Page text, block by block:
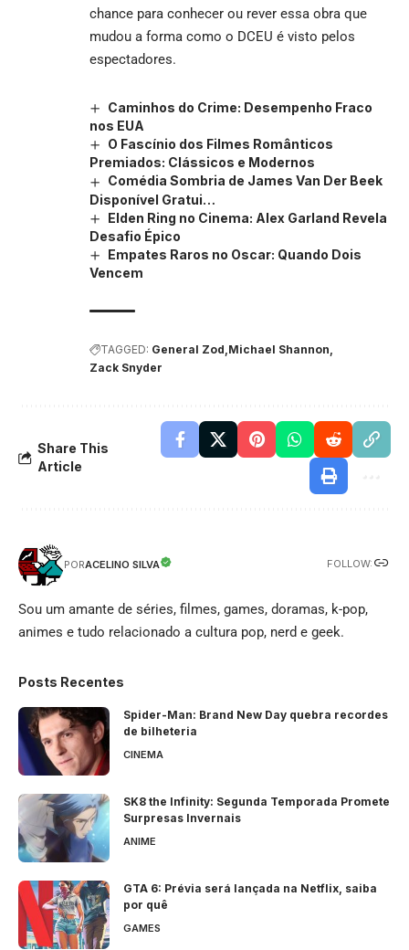
chance para conhecer ou rever essa obra que
mudou a forma como o DCEU é visto pelos
espectadores.
Caminhos do Crime: Desempenho Fraco
nos EUA
O Fascínio dos Filmes Românticos
Premiados: Clássicos e Modernos
Comédia Sombria de James Van Der Beek
Disponível Gratui…
Elden Ring no Cinema: Alex Garland Revela
Desafio Épico
Empates Raros no Oscar: Quando Dois
Vencem
TAGGED: General Zod Michael Shannon
Zack Snyder
Share This
Article
PORACELINO SILVA FOLLOW:
Sou um amante de séries, filmes, games, doramas, k-pop,
animes e tudo relacionado a cultura pop, nerd e geek.
Posts Recentes
Spider-Man: Brand New Day quebra recordes
de bilheteria
CINEMA
SK8 the Infinity: Segunda Temporada Promete
Surpresas Invernais
ANIME
GTA 6: Prévia será lançada na Netflix, saiba
por quê
GAMES